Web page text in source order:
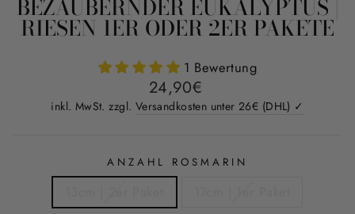
BEZAUBERNDER EUKALYPTUS |
RIESEN 1ER ODER 2ER PAKETE
1 Bewertung
Normaler
Preis
24,90€
inkl. MwSt. zzgl. Versandkosten unter 26€ (DHL) ✓
ANZAHL ROSMARIN